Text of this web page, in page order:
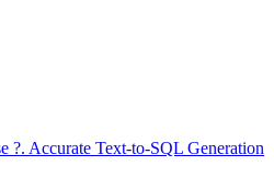
?. Accurate Text-to-SQL Generation